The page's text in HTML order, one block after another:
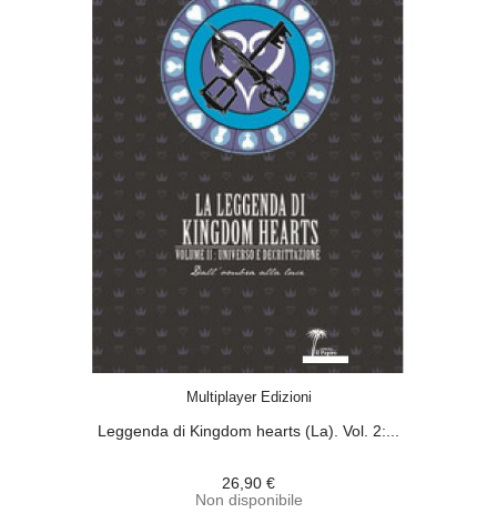
Multiplayer Edizioni
Leggenda di Kingdom hearts (La). Vol. 2:...
26,90 €
Non disponibile